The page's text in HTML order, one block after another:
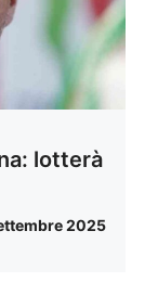
lotterà
2025